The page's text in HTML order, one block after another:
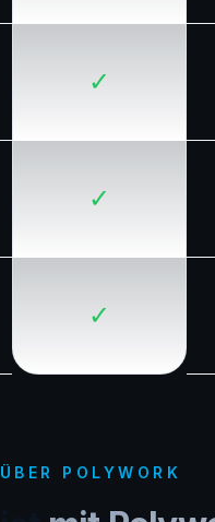
✓
✓
✓
ÜBER POLYWORK